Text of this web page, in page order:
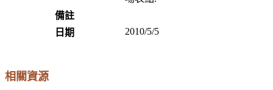
備註
日期
2010/5/5
相關資源